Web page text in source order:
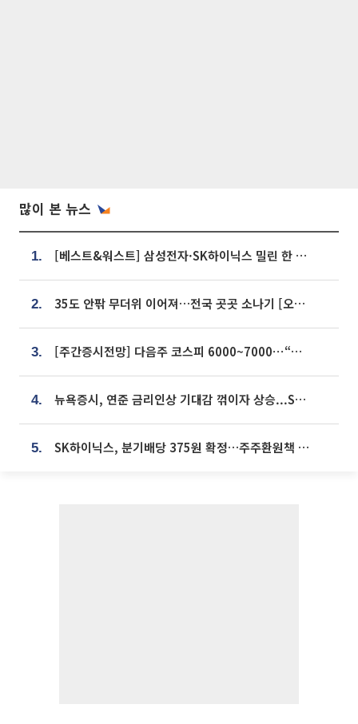
많이 본 뉴스
1. [베스트&워스트] 삼성전자·SK하이닉스 밀린 한 주…상상인증권은 85% 급등
2. 35도 안팎 무더위 이어져…전국 곳곳 소나기 [오늘 날씨]
3. [주간증시전망] 다음주 코스피 6000~7000⋯“外人 수급은 정책이 변수”
4. 뉴욕증시, 연준 금리인상 기대감 꺾이자 상승...S&P500 사상 최고치 [종합]
5. SK하이닉스, 분기배당 375원 확정…주주환원책 9월로 앞당겨 발표